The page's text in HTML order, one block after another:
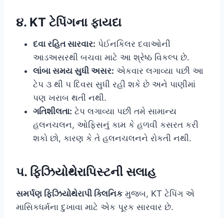
૪. KT ટેપિંગના ફાયદા
દવા રહિત સારવાર: પેઈનકિલર દવાઓની
આડઅસરથી બચવા માટે આ શ્રેષ્ઠ વિકલ્પ છે.
લાંબા સમય સુધી અસર: એકવાર લગાવ્યા પછી આ
ટેપ ૩ થી ૫ દિવસ સુધી રહી શકે છે અને પાણીમાં
પણ ખરાબ થતી નથી.
ગતિશીલતા: ટેપ લગાવ્યા પછી તમે સામાન્ય
હલનચલન, ઓફિસનું કામ કે હળવી કસરત કરી
શકો છો, કારણ કે તે હલનચલનને રોકતી નથી.
૫. ફિઝિયોથેરાપિસ્ટની સલાહ
સમર્પણ ફિઝિયોથેરાપી ક્લિનિક મુજબ, KT ટેપિંગ એ
માસિકધર્મના દુખાવા માટે એક પૂરક સારવાર છે.